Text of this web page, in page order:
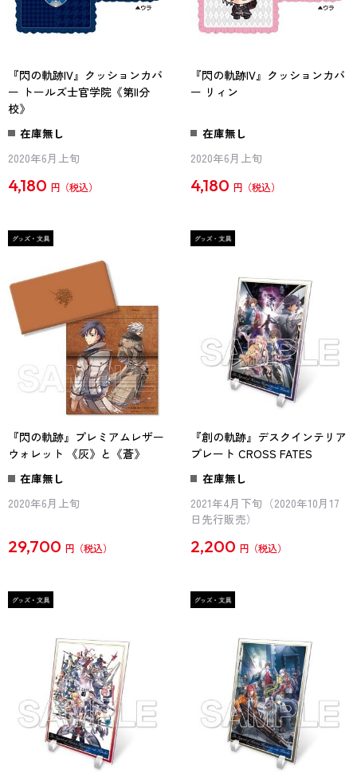
『閃の軌跡IV』クッションカバ
ー トールズ士官学院《第II分
校》
在庫無し
2020年6月上旬
4,180 円
『閃の軌跡IV』クッションカバ
ー リィン
在庫無し
2020年6月上旬
4,180 円
『閃の軌跡』プレミアムレザー
ウォレット 《灰》と《蒼》
在庫無し
2020年6月上旬
29,700 円
『創の軌跡』デスクインテリア
プレート CROSS FATES
在庫無し
2021年4月下旬（2020年10月17
日先行販売）
2,200 円